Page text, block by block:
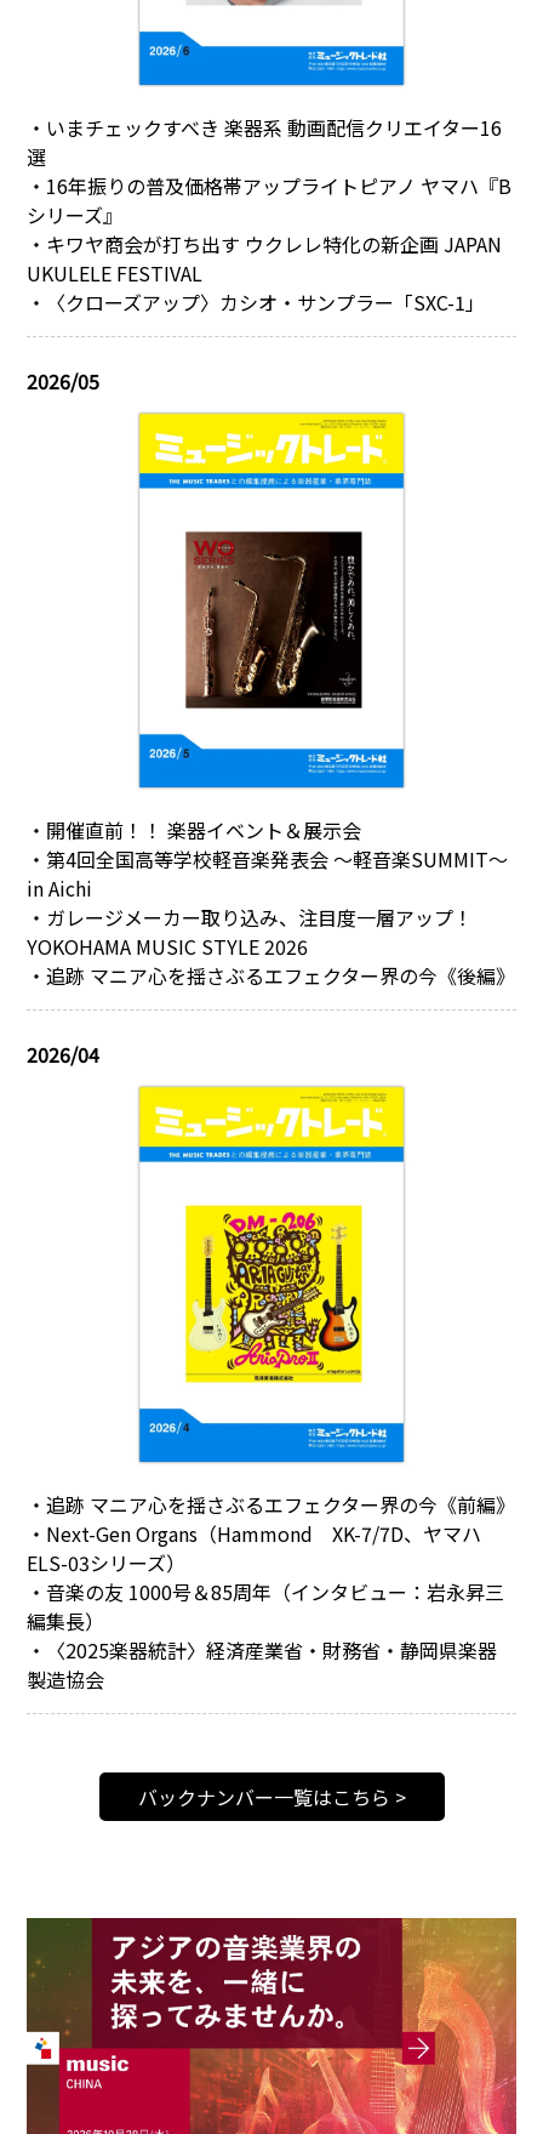
バックナンバー一覧はこちら >
・いまチェックすべき 楽器系 動画配信クリエイター16
選
・16年振りの普及価格帯アップライトピアノ ヤマハ『B
シリーズ』
・キワヤ商会が打ち出す ウクレレ特化の新企画 JAPAN
UKULELE FESTIVAL
・〈クローズアップ〉カシオ・サンプラー「SXC-1」
2026/05
・開催直前！！ 楽器イベント＆展示会
・第4回全国高等学校軽音楽発表会 ～軽音楽SUMMIT～
in Aichi
・ガレージメーカー取り込み、注目度一層アップ！
YOKOHAMA MUSIC STYLE 2026
・追跡 マニア心を揺さぶるエフェクター界の今《後編》
2026/04
・追跡 マニア心を揺さぶるエフェクター界の今《前編》
・Next-Gen Organs（Hammond XK-7/7D、ヤマハ
ELS-03シリーズ）
・音楽の友 1000号＆85周年（インタビュー：岩永昇三
編集長）
・〈2025楽器統計〉経済産業省・財務省・静岡県楽器
製造協会